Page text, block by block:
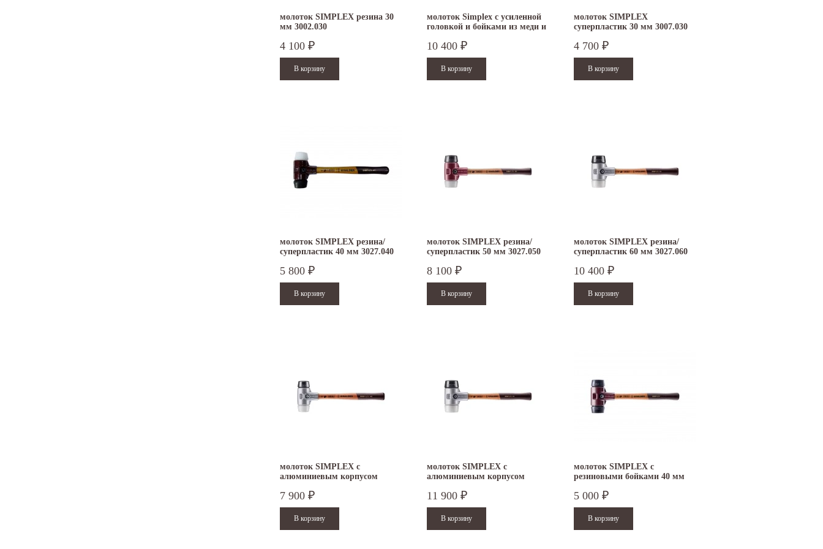
молоток SIMPLEX резина 30
мм 3002.030
4 100 ₽
молоток Simplex с усиленной
головкой и бойками из меди и
10 400 ₽
молоток SIMPLEX
суперпластик 30 мм 3007.030
4 700 ₽
молоток SIMPLEX резина/
суперпластик 40 мм 3027.040
5 800 ₽
молоток SIMPLEX резина/
суперпластик 50 мм 3027.050
8 100 ₽
молоток SIMPLEX резина/
суперпластик 60 мм 3027.060
10 400 ₽
молоток SIMPLEX с
алюминиевым корпусом
3127.040
7 900 ₽
молоток SIMPLEX с
алюминиевым корпусом
3127.060
11 900 ₽
молоток SIMPLEX с
резиновыми бойками 40 мм
5 000 ₽